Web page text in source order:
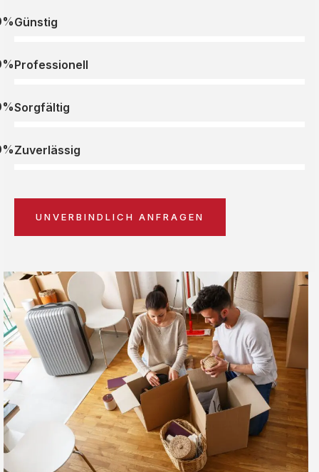
Günstig
Professionell
Sorgfältig
Zuverlässig
UNVERBINDLICH ANFRAGEN